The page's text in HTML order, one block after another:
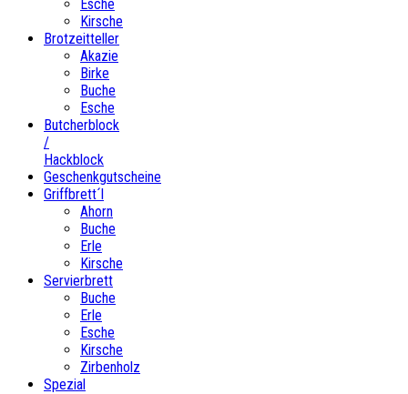
Esche
Kirsche
Brotzeitteller
Akazie
Birke
Buche
Esche
Butcherblock
/
Hackblock
Geschenkgutscheine
Griffbrett´l
Ahorn
Buche
Erle
Kirsche
Servierbrett
Buche
Erle
Esche
Kirsche
Zirbenholz
Spezial